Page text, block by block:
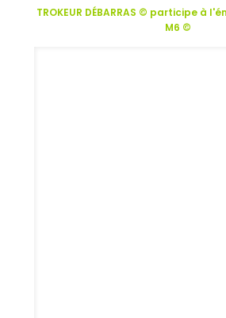
TROKEUR DÉBARRAS © participe à
M6 ©